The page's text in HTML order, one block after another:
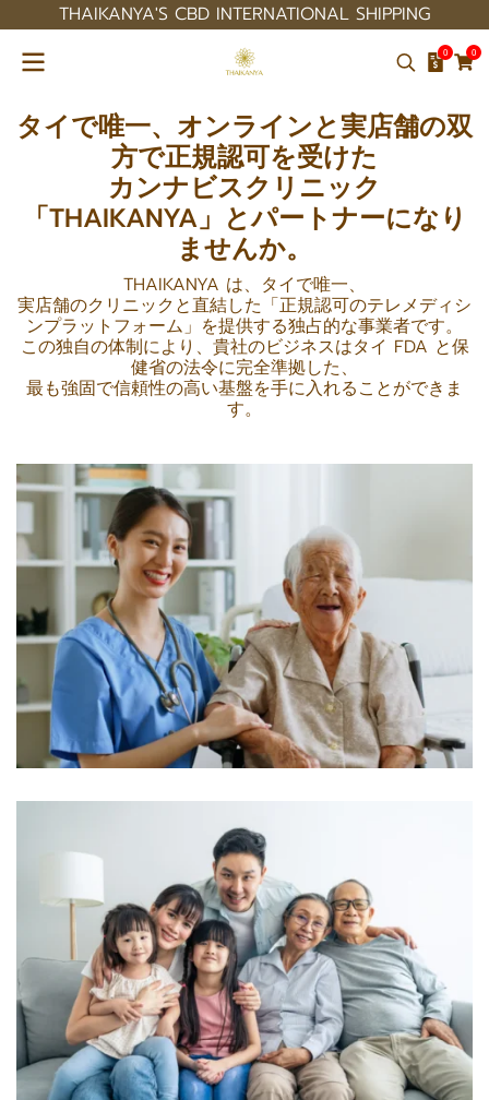
THAIKANYA'S CBD INTERNATIONAL SHIPPING
0 0
タイで唯一、オンラインと実店舗の双
方で正規認可を受けた
カンナビスクリニック
「THAIKANYA」とパートナーになり
ませんか。
THAIKANYA は、タイで唯一、
実店舗のクリニックと直結した「正規認可のテレメディシ
ンプラットフォーム」を提供する独占的な事業者です。
この独自の体制により、貴社のビジネスはタイ FDA と保
健省の法令に完全準拠した、
最も強固で信頼性の高い基盤を手に入れることができま
す。